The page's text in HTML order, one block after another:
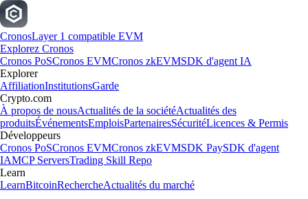
CronosLayer 1 compatible EVM
Explorez Cronos
Cronos PoSCronos EVMCronos zkEVMSDK d'agent IA
Explorer
AffiliationInstitutionsGarde
Crypto.com
À propos de nousActualités de la sociétéActualités des
produitsÉvénementsEmploisPartenairesSécuritéLicences & Permis
Développeurs
Cronos PoSCronos EVMCronos zkEVMSDK PaySDK d'agent
IAMCP ServersTrading Skill Repo
Learn
LearnBitcoinRechercheActualités du marché